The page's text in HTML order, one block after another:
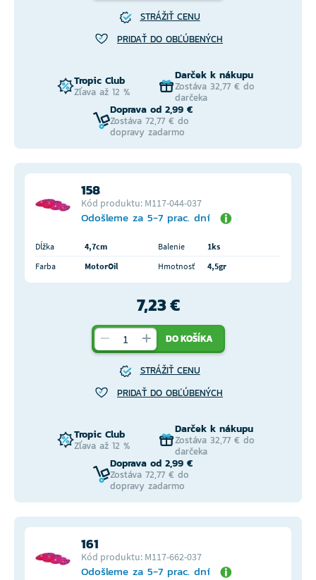
STRÁŽIŤ CENU
PRIDAŤ DO OBĽÚBENÝCH
Tropic Club
Zľava až 12 %
Darček k nákupu
Zostáva 32,77 € do
darčeka
Doprava od 2,99 €
Zostáva 72,77 € do
dopravy zadarmo
158
Kód produktu: M117-044-037
Odošleme za 5-7 prac. dní
Dĺžka 4,7cm Balenie
1ks
Farba
MotorOil Hmotnosť 4,5gr
7,23 €
DO KOŠÍKA
STRÁŽIŤ CENU
PRIDAŤ DO OBĽÚBENÝCH
Tropic Club
Zľava až 12 %
Darček k nákupu
Zostáva 32,77 € do
darčeka
Doprava od 2,99 €
Zostáva 72,77 € do
dopravy zadarmo
161
Kód produktu: M117-662-037
Odošleme za 5-7 prac. dní